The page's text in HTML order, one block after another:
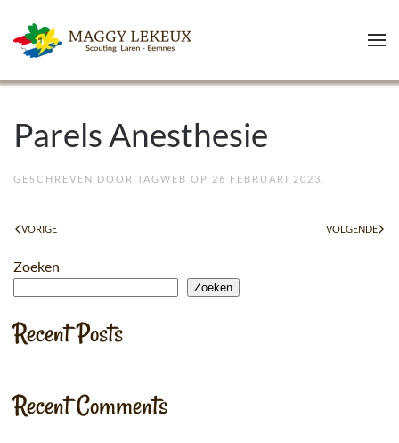
Skip to main content
Parels Anesthesie
GESCHREVEN DOOR TAGWEB OP 26 FEBRUARI 2023
VORIGE VOLGENDE
Zoeken
Zoeken
Recent Posts
Recent Comments